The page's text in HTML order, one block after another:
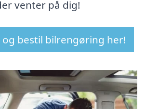
venter på dig!
og bestil bilrengøring her!